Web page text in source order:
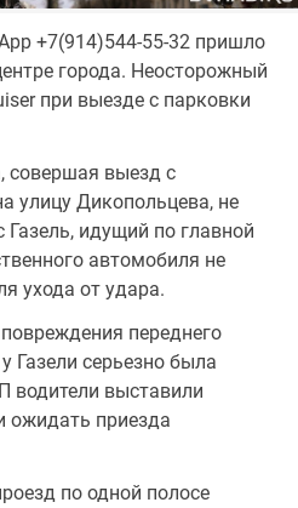
+7(914)544-55-32 пришло
города. Неосторожный
при выезде с парковки
совершая выезд с
улицу Дикопольцева, не
Газель, идущий по главной
автомобиля не
ухода от удара.
переднего
Газели серьезно была
водители выставили
ожидать приезда
по одной полосе